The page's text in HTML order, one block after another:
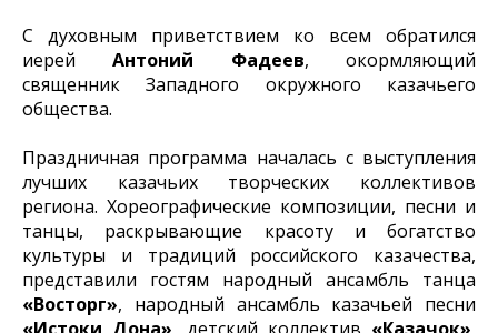
С духовным приветствием ко всем обратился
иерейАнтоний Фадеев, окормляющий
священник Западного окружного казачьего
общества.
Праздничная программа началась с выступления
лучших казачьих творческих коллективов
региона. Хореографические композиции, песни и
танцы, раскрывающие красоту и богатство
культуры и традиций российского казачества,
представили гостям народный ансамбль танца
«Восторг», народный ансамбль казачьей песни